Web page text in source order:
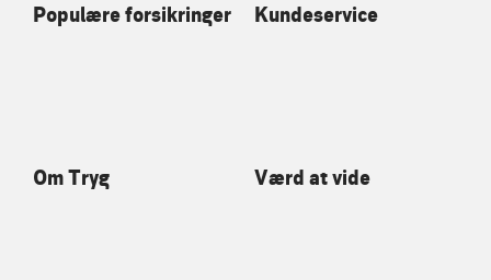
Populære forsikringer Kundeservice
Om Tryg Værd at vide